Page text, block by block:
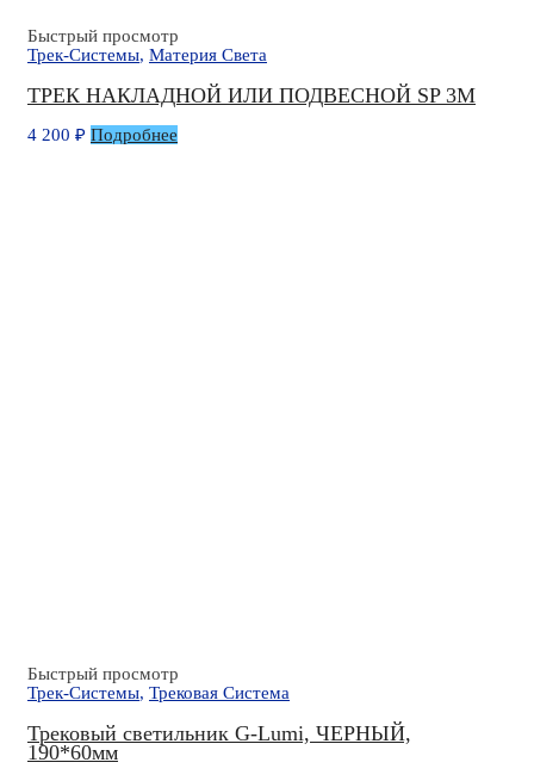
Быстрый просмотр
Трек-Системы, Материя Света
ТРЕК НАКЛАДНОЙ ИЛИ ПОДВЕСНОЙ SP 3М
4 200 ₽ Подробнее
Быстрый просмотр
Трек-Системы, Трековая Система
Трековый светильник G-Lumi, ЧЕРНЫЙ,
190*60мм